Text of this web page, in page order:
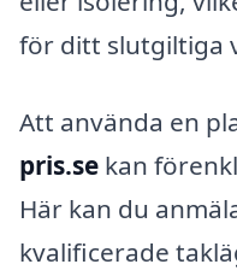
för ditt slutgiltiga
Att använda en
pris.se kan
Här kan du
kvalificerade